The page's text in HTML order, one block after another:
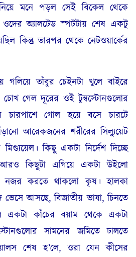
মনে পড়ল সেই বিকেল থেকে
ওদের অ্যালটেড স্পটটায় শেষ একটু
কিন্তু তারপর থেকে নেটওয়ার্কের
তাঁবুর চেইনটা খুলে বাইরে
গেল দূরের ওই টুম্বস্টোনগুলোর
গোল হয়ে বসে চারটে
আরেকজনের শরীরের সিল্যুয়েট
কিছু একটা নির্দেশ দিচ্ছে
আরও কিছুটা এগিয়ে একটা উইলো
নজর করতে থাকলো কৃষ। হালকা
ভেসে আসছে, বিজাতীয় ভাষা, চিনতে
একটা কাঁচের বয়াম থেকে একটা
সামনের জমিতে ঢালতে
শেষ হ’লে, ওরা যেন কীসের